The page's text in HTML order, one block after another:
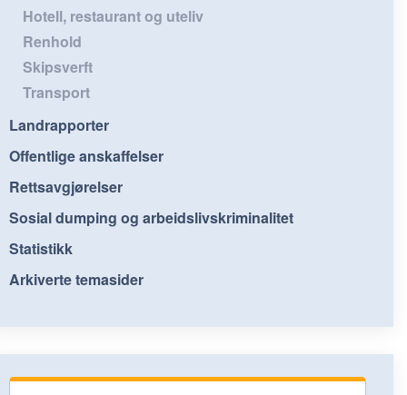
Hotell, restaurant og uteliv
Renhold
Skipsverft
Transport
Landrapporter
Offentlige anskaffelser
Rettsavgjørelser
Sosial dumping og arbeidslivskriminalitet
Statistikk
Arkiverte temasider